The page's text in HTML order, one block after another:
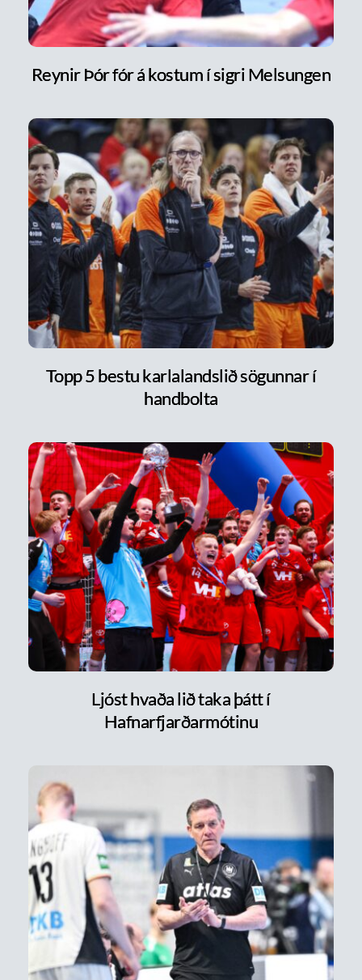
Reynir Þór fór á kostum í sigri Melsungen
Topp 5 bestu karlalandslið sögunnar í
handbolta
Ljóst hvaða lið taka þátt í
Hafnarfjarðarmótinu